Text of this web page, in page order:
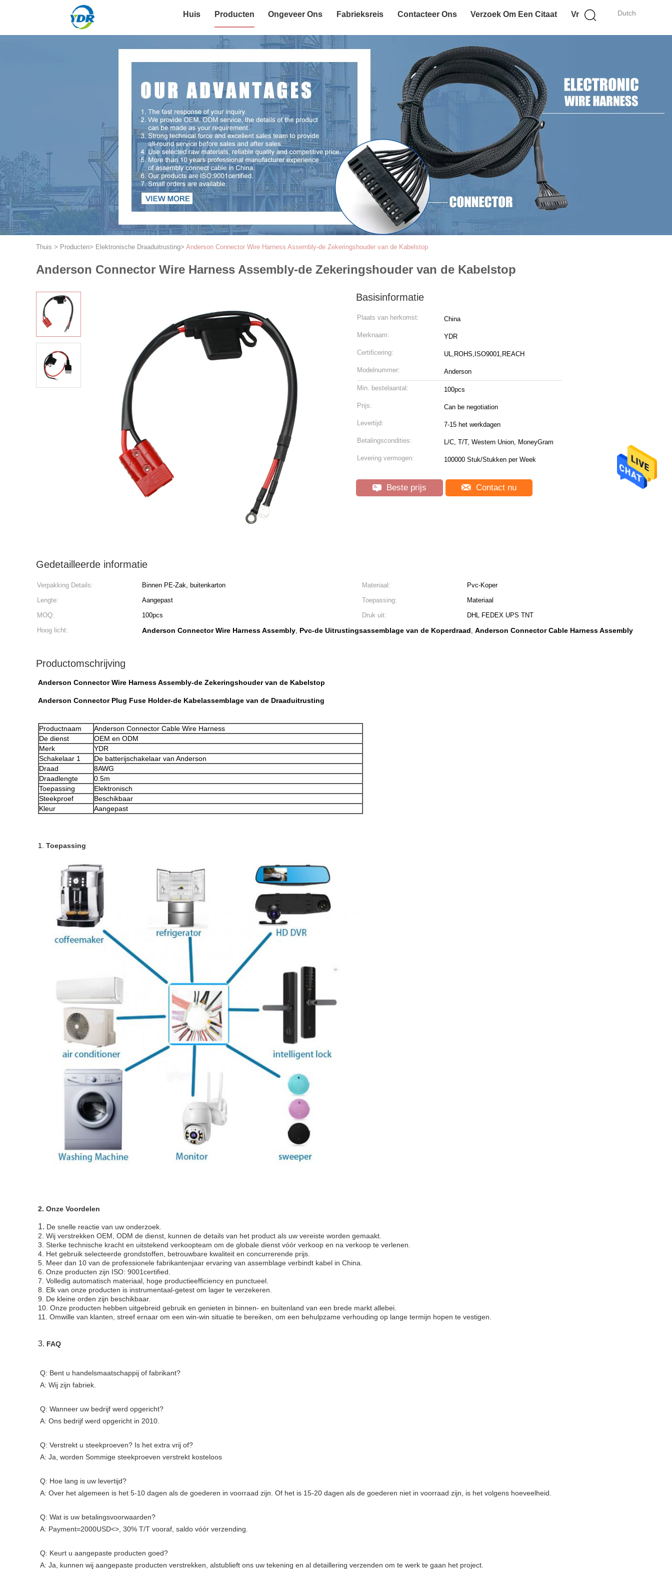
Dutch
Huis Producten Ongeveer Ons Fabrieksreis Contacteer Ons Verzoek Om Een Citaat Vr
Thuis > Producten> Elektronische Draaduitrusting> Anderson Connector Wire Harness Assembly-de Zekeringshouder van de Kabelstop
Anderson Connector Wire Harness Assembly-de Zekeringshouder van de Kabelstop
Basisinformatie
Plaats van herkomst: China
Merknaam: YDR
Certificering: UL,ROHS,ISO9001,REACH
Modelnummer: Anderson
Min. bestelaantal: 100pcs
Prijs: Can be negotiation
Levertijd: 7-15 het werkdagen
Betalingscondities: L/C, T/T, Western Union, MoneyGram
Levering vermogen: 100000 Stuk/Stukken per Week
Beste prijs Contact nu
Gedetailleerde informatie
Verpakking Details: Binnen PE-Zak, buitenkarton Materiaal:
Pvc-Koper
Lengte:
Aangepast Toepassing:
Materiaal
MOQ:
100pcs Druk uit:
DHL FEDEX UPS TNT
Hoog licht:
Anderson Connector Wire Harness Assembly, Pvc-de Uitrustingsassemblage van de Koperdraad, Anderson Connector Cable Harness Assembly
Productomschrijving
Anderson Connector Wire Harness Assembly-de Zekeringshouder van de Kabelstop
Anderson Connector Plug Fuse Holder-de Kabelassemblage van de Draaduitrusting
Productnaam
Anderson Connector Cable Wire Harness
De dienst
OEM en ODM
Merk
YDR
Schakelaar 1
De batterijschakelaar van Anderson
Draad
8AWG
Draadlengte
0.5m
Toepassing
Elektronisch
Steekproef
Beschikbaar
Kleur
Aangepast
1. Toepassing
2. Onze Voordelen
1. De snelle reactie van uw onderzoek.
2. Wij verstrekken OEM, ODM de dienst, kunnen de details van het product als uw vereiste worden gemaakt.
3. Sterke technische kracht en uitstekend verkoopteam om de globale dienst vóór verkoop en na verkoop te verlenen.
4. Het gebruik selecteerde grondstoffen, betrouwbare kwaliteit en concurrerende prijs.
5. Meer dan 10 van de professionele fabrikantenjaar ervaring van assemblage verbindt kabel in China.
6. Onze producten zijn ISO: 9001certified.
7. Volledig automatisch materiaal, hoge productieefficiency en punctueel.
8. Elk van onze producten is instrumentaal-getest om lager te verzekeren.
9. De kleine orden zijn beschikbaar.
10. Onze producten hebben uitgebreid gebruik en genieten in binnen- en buitenland van een brede markt allebei.
11. Omwille van klanten, streef ernaar om een win-win situatie te bereiken, om een behulpzame verhouding op lange termijn hopen te vestigen.
3. FAQ
Q: Bent u handelsmaatschappij of fabrikant?
A: Wij zijn fabriek.
Q: Wanneer uw bedrijf werd opgericht?
A: Ons bedrijf werd opgericht in 2010.
Q: Verstrekt u steekproeven? Is het extra vrij of?
A: Ja, worden Sommige steekproeven verstrekt kosteloos
Q: Hoe lang is uw levertijd?
A: Over het algemeen is het 5-10 dagen als de goederen in voorraad zijn. Of het is 15-20 dagen als de goederen niet in voorraad zijn, is het volgens hoeveelheid.
Q: Wat is uw betalingsvoorwaarden?
A: Payment=2000USD<> , 30% T/T vooraf, saldo vóór verzending.
Q: Keurt u aangepaste producten goed?
A: Ja, kunnen wij aangepaste producten verstrekken, alstublieft ons uw tekening en al detaillering verzenden om te werk te gaan het project.